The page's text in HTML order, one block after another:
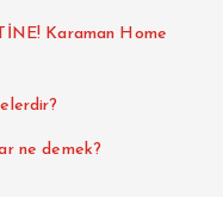
Karaman Home
ne demek?